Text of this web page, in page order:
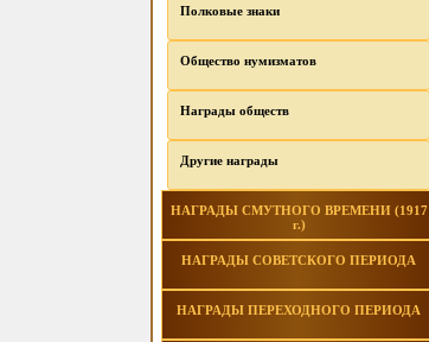
Полковые знаки
Общество нумизматов
Награды обществ
Другие награды
НАГРАДЫ СМУТНОГО ВРЕМЕНИ (1917
г.)
НАГРАДЫ СОВЕТСКОГО ПЕРИОДА
НАГРАДЫ ПЕРЕХОДНОГО ПЕРИОДА